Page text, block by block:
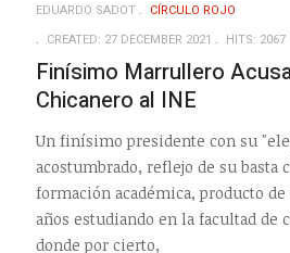
EDUARDO SADOT
CÍRCULO ROJO
CREATED: 27 DECEMBER 2021
HITS: 2067
Finísimo Marrullero
Chicanero al INE
Un finísimo presidente con su
acostumbrado, reflejo de su basta
formación académica, producto de
años estudiando en la facultad de
donde por cierto,